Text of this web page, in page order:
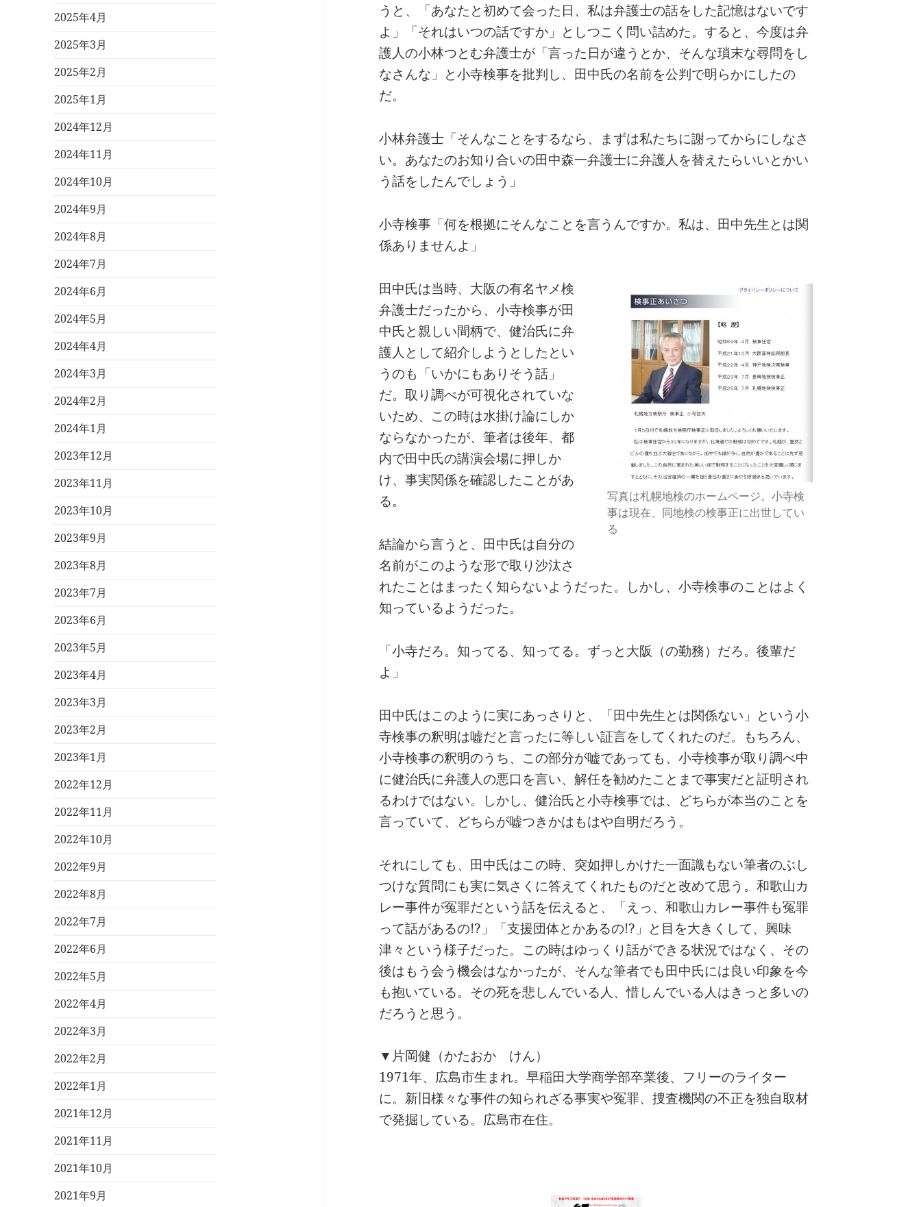
2025年4月
2025年3月
2025年2月
2025年1月
2024年12月
2024年11月
2024年10月
2024年9月
2024年8月
2024年7月
2024年6月
2024年5月
2024年4月
2024年3月
2024年2月
2024年1月
2023年12月
2023年11月
2023年10月
2023年9月
2023年8月
2023年7月
2023年6月
2023年5月
2023年4月
2023年3月
2023年2月
2023年1月
2022年12月
2022年11月
2022年10月
2022年9月
2022年8月
2022年7月
2022年6月
2022年5月
2022年4月
2022年3月
2022年2月
2022年1月
2021年12月
2021年11月
2021年10月
2021年9月
うと、「あなたと初めて会った日、私は弁護士の話をした記憶はないです
よ」「それはいつの話ですか」としつこく問い詰めた。すると、今度は弁
護人の小林つとむ弁護士が「言った日が違うとか、そんな瑣末な尋問をし
なさんな」と小寺検事を批判し、田中氏の名前を公判で明らかにしたの
だ。
小林弁護士「そんなことをするなら、まずは私たちに謝ってからにしなさ
い。あなたのお知り合いの田中森一弁護士に弁護人を替えたらいいとかい
う話をしたんでしょう」
小寺検事「何を根拠にそんなことを言うんですか。私は、田中先生とは関
係ありませんよ」
写真は札幌地検のホームページ。小寺検
事は現在、同地検の検事正に出世してい
る
田中氏は当時、大阪の有名ヤメ検
弁護士だったから、小寺検事が田
中氏と親しい間柄で、健治氏に弁
護人として紹介しようとしたとい
うのも「いかにもありそう話」
だ。取り調べが可視化されていな
いため、この時は水掛け論にしか
ならなかったが、筆者は後年、都
内で田中氏の講演会場に押しか
け、事実関係を確認したことがあ
る。
結論から言うと、田中氏は自分の
名前がこのような形で取り沙汰さ
れたことはまったく知らないようだった。しかし、小寺検事のことはよく
知っているようだった。
「小寺だろ。知ってる、知ってる。ずっと大阪（の勤務）だろ。後輩だ
よ」
田中氏はこのように実にあっさりと、「田中先生とは関係ない」という小
寺検事の釈明は嘘だと言ったに等しい証言をしてくれたのだ。もちろん、
小寺検事の釈明のうち、この部分が嘘であっても、小寺検事が取り調べ中
に健治氏に弁護人の悪口を言い、解任を勧めたことまで事実だと証明され
るわけではない。しかし、健治氏と小寺検事では、どちらが本当のことを
言っていて、どちらが嘘つきかはもはや自明だろう。
それにしても、田中氏はこの時、突如押しかけた一面識もない筆者のぶし
つけな質問にも実に気さくに答えてくれたものだと改めて思う。和歌山カ
レー事件が冤罪だという話を伝えると、「えっ、和歌山カレー事件も冤罪
って話があるの!?」「支援団体とかあるの!?」と目を大きくして、興味
津々という様子だった。この時はゆっくり話ができる状況ではなく、その
後はもう会う機会はなかったが、そんな筆者でも田中氏には良い印象を今
も抱いている。その死を悲しんでいる人、惜しんでいる人はきっと多いの
だろうと思う。
▼片岡健（かたおか けん）
1971年、広島市生まれ。早稲田大学商学部卒業後、フリーのライター
に。新旧様々な事件の知られざる事実や冤罪、捜査機関の不正を独自取材
で発掘している。広島市在住。